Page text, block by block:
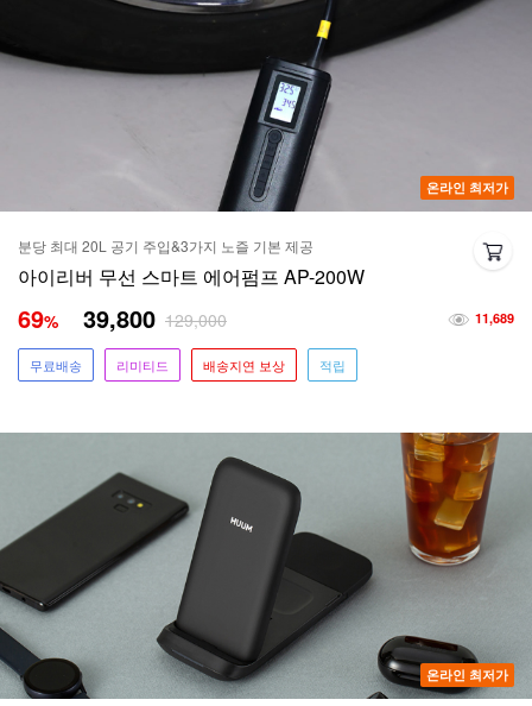
온라인 최저가
분당 최대 20L 공기 주입&3가지 노즐 기본 제공
아이리버 무선 스마트 에어펌프 AP-200W
11,689
69% 39,800 129,000
무료배송 리미티드 배송지연 보상 적립
온라인 최저가